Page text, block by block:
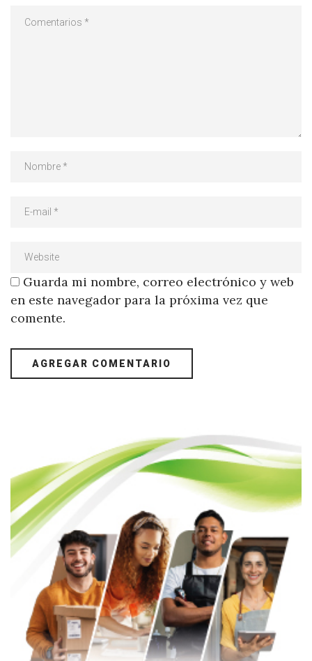
Guarda mi nombre, correo electrónico y web
en este navegador para la próxima vez que
comente.